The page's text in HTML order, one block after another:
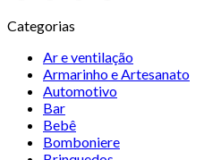
Categorias
Ar e ventilação
Armarinho e Artesanato
Automotivo
Bar
Bebê
Bomboniere